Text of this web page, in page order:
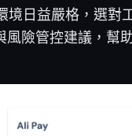
日益嚴格，選對
險管控建議，幫